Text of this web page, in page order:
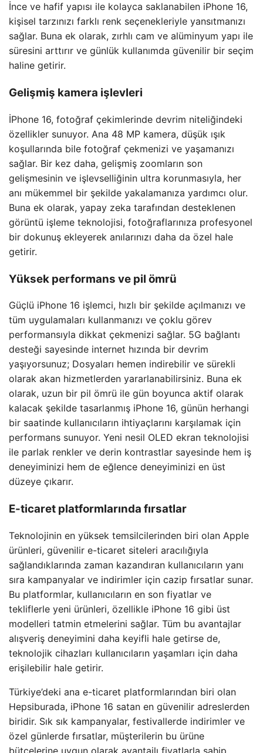
İnce ve hafif yapısı ile kolayca saklanabilen iPhone 16,
kişisel tarzınızı farklı renk seçenekleriyle yansıtmanızı
sağlar. Buna ek olarak, zırhlı cam ve alüminyum yapı ile
süresini arttırır ve günlük kullanımda güvenilir bir seçim
haline getirir.
Gelişmiş kamera işlevleri
İPhone 16, fotoğraf çekimlerinde devrim niteliğindeki
özellikler sunuyor. Ana 48 MP kamera, düşük ışık
koşullarında bile fotoğraf çekmenizi ve yaşamanızı
sağlar. Bir kez daha, gelişmiş zoomların son
gelişmesinin ve işlevselliğinin ultra korunmasıyla, her
anı mükemmel bir şekilde yakalamanıza yardımcı olur.
Buna ek olarak, yapay zeka tarafından desteklenen
görüntü işleme teknolojisi, fotoğraflarınıza profesyonel
bir dokunuş ekleyerek anılarınızı daha da özel hale
getirir.
Yüksek performans ve pil ömrü
Güçlü iPhone 16 işlemci, hızlı bir şekilde açılmanızı ve
tüm uygulamaları kullanmanızı ve çoklu görev
performansıyla dikkat çekmenizi sağlar. 5G bağlantı
desteği sayesinde internet hızında bir devrim
yaşıyorsunuz; Dosyaları hemen indirebilir ve sürekli
olarak akan hizmetlerden yararlanabilirsiniz. Buna ek
olarak, uzun bir pil ömrü ile gün boyunca aktif olarak
kalacak şekilde tasarlanmış iPhone 16, günün herhangi
bir saatinde kullanıcıların ihtiyaçlarını karşılamak için
performans sunuyor. Yeni nesil OLED ekran teknolojisi
ile parlak renkler ve derin kontrastlar sayesinde hem iş
deneyiminizi hem de eğlence deneyiminizi en üst
düzeye çıkarır.
E-ticaret platformlarında fırsatlar
Teknolojinin en yüksek temsilcilerinden biri olan Apple
ürünleri, güvenilir e-ticaret siteleri aracılığıyla
sağlandıklarında zaman kazandıran kullanıcıların yanı
sıra kampanyalar ve indirimler için cazip fırsatlar sunar.
Bu platformlar, kullanıcıların en son fiyatlar ve
tekliflerle yeni ürünleri, özellikle iPhone 16 gibi üst
modelleri tatmin etmelerini sağlar. Tüm bu avantajlar
alışveriş deneyimini daha keyifli hale getirse de,
teknolojik cihazları kullanıcıların yaşamları için daha
erişilebilir hale getirir.
Türkiye’deki ana e-ticaret platformlarından biri olan
Hepsiburada, iPhone 16 satan en güvenilir adreslerden
biridir. Sık sık kampanyalar, festivallerde indirimler ve
özel günlerde fırsatlar, müşterilerin bu ürüne
bütçelerine uygun olarak avantajlı fiyatlarla sahip